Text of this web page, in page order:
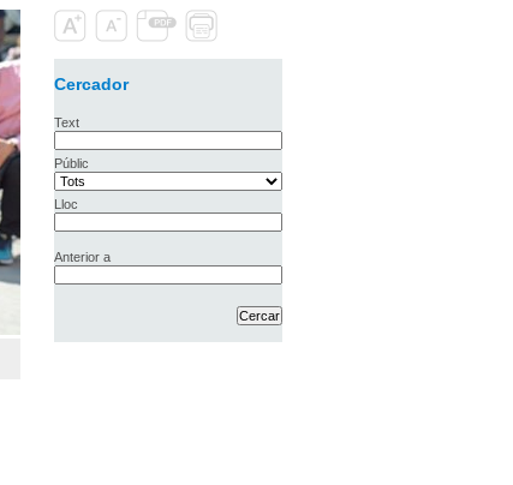
Cercador
Text
Públic
Lloc
Anterior a